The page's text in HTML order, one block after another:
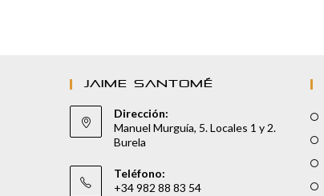
JAIME SANTOMÉ
Dirección:
Manuel Murguía, 5. Locales 1 y 2.
Burela
Teléfono:
+34 982 88 83 54